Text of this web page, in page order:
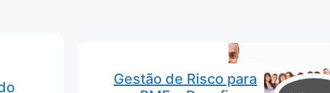
Gestão de Risco para